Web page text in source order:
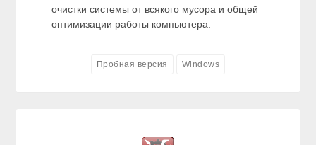
очистки системы от всякого мусора и общей
оптимизации работы компьютера.
Пробная версия Windows